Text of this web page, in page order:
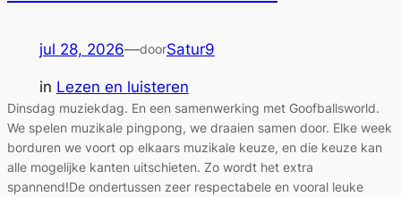
jul 28, 2026—doorSatur9
in Lezen en luisteren
Dinsdag muziekdag. En een samenwerking met Goofballsworld.
We spelen muzikale pingpong, we draaien samen door. Elke week
borduren we voort op elkaars muzikale keuze, en die keuze kan
alle mogelijke kanten uitschieten. Zo wordt het extra
spannend!De ondertussen zeer respectabele en vooral leuke